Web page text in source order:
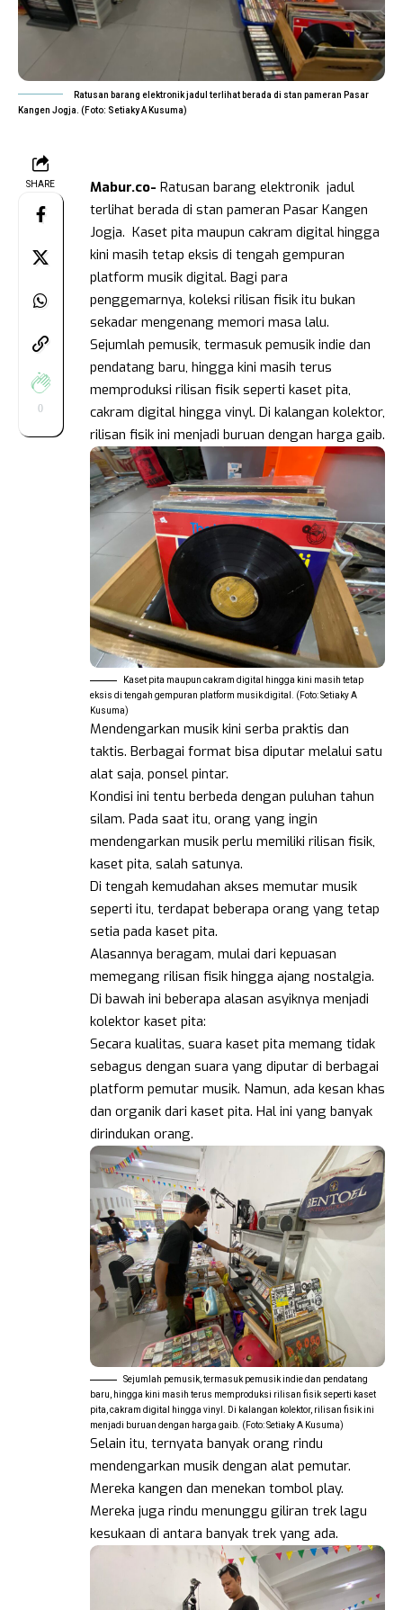
Ratusan barang elektronik jadul terlihat berada di stan pameran Pasar
Kangen Jogja. (Foto: Setiaky A Kusuma)
SHARE
0
Mabur.co- Ratusan barang elektronik jadul
terlihat berada di stan pameran Pasar Kangen
Jogja. Kaset pita maupun cakram digital hingga
kini masih tetap eksis di tengah gempuran
platform musik digital. Bagi para
penggemarnya, koleksi rilisan fisik itu bukan
sekadar mengenang memori masa lalu.
Sejumlah pemusik, termasuk pemusik indie dan
pendatang baru, hingga kini masih terus
memproduksi rilisan fisik seperti kaset pita,
cakram digital hingga vinyl. Di kalangan kolektor,
rilisan fisik ini menjadi buruan dengan harga gaib.
Kaset pita maupun cakram digital hingga kini masih tetap
eksis di tengah gempuran platform musik digital. (Foto: Setiaky A
Kusuma)
Mendengarkan musik kini serba praktis dan
taktis. Berbagai format bisa diputar melalui satu
alat saja, ponsel pintar.
Kondisi ini tentu berbeda dengan puluhan tahun
silam. Pada saat itu, orang yang ingin
mendengarkan musik perlu memiliki rilisan fisik,
kaset pita, salah satunya.
Di tengah kemudahan akses memutar musik
seperti itu, terdapat beberapa orang yang tetap
setia pada kaset pita.
Alasannya beragam, mulai dari kepuasan
memegang rilisan fisik hingga ajang nostalgia.
Di bawah ini beberapa alasan asyiknya menjadi
kolektor kaset pita:
Secara kualitas, suara kaset pita memang tidak
sebagus dengan suara yang diputar di berbagai
platform pemutar musik. Namun, ada kesan khas
dan organik dari kaset pita. Hal ini yang banyak
dirindukan orang.
Sejumlah pemusik, termasuk pemusik indie dan pendatang
baru, hingga kini masih terus memproduksi rilisan fisik seperti kaset
pita, cakram digital hingga vinyl. Di kalangan kolektor, rilisan fisik ini
menjadi buruan dengan harga gaib. (Foto: Setiaky A Kusuma)
Selain itu, ternyata banyak orang rindu
mendengarkan musik dengan alat pemutar.
Mereka kangen dan menekan tombol play.
Mereka juga rindu menunggu giliran trek lagu
kesukaan di antara banyak trek yang ada.